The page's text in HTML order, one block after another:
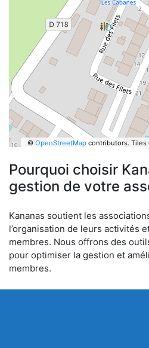
© OpenStreetMapcontributors. Tiles
Pourquoi choisir
gestion de votre
Kananas soutient les
l’organisation de leurs activités
membres. Nous offrons des
pour optimiser la gestion et
membres.